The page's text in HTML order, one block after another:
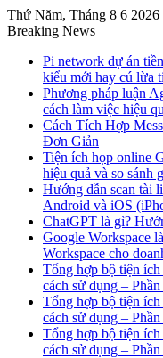
Thứ Năm, Tháng 8 6 2026
Breaking News
Pi network dự án
kiểu mới hay cú lừa
Phương pháp luận
cách làm việc hiệu
Cách Tích Hợp
Đơn Giản
Tiện ích họp online
hiệu quả và so sánh
Hướng dẫn scan tài
Android và iOS
ChatGPT là gì?
Google Workspace
Workspace cho
Tổng hợp bộ tiện
cách sử dụng –
Tổng hợp bộ tiện
cách sử dụng –
Tổng hợp bộ tiện
cách sử dụng –